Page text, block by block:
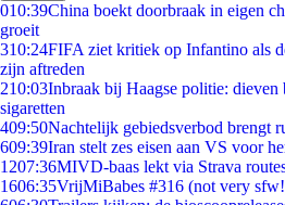
010:39China boekt doorbraak in eigen
groeit
310:24FIFA ziet kritiek op Infantino als
zijn aftreden
210:03Inbraak bij Haagse politie: dieven
sigaretten
409:50Nachtelijk gebiedsverbod brengt
609:39Iran stelt zes eisen aan VS voor
1207:36MIVD-baas lekt via Strava
1606:35VrijMiBabes #316 (not very